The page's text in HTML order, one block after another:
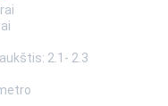
2.1- 2.3